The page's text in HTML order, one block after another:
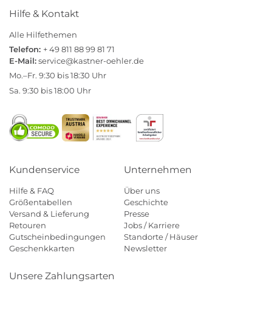
Hilfe & Kontakt
Alle Hilfethemen
Telefon: + 49 811 88 99 81 71
E-Mail:service@kastner-oehler.de
Mo.–Fr. 9:30 bis 18:30 Uhr
Sa. 9:30 bis 18:00 Uhr
Kundenservice
Hilfe & FAQ
Größentabellen
Versand & Lieferung
Retouren
Gutscheinbedingungen
Geschenkkarten
Unternehmen
Über uns
Geschichte
Presse
Jobs / Karriere
Standorte / Häuser
Newsletter
Unsere Zahlungsarten